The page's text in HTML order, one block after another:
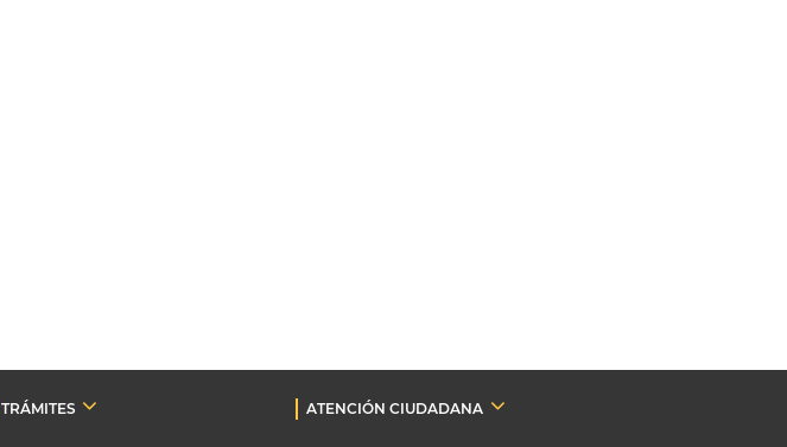
TRÁMITES
ATENCIÓN CIUDADANA